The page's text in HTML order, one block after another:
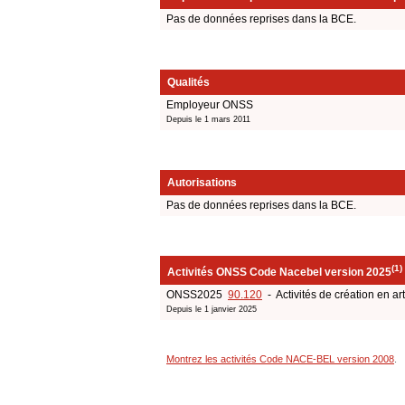
Pas de données reprises dans la BCE.
Qualités
Employeur ONSS
Depuis le 1 mars 2011
Autorisations
Pas de données reprises dans la BCE.
Activités ONSS Code Nacebel version 2025(1)
ONSS2025 90.120 - Activités de création en
Depuis le 1 janvier 2025
Montrez les activités Code NACE-BEL version 2008